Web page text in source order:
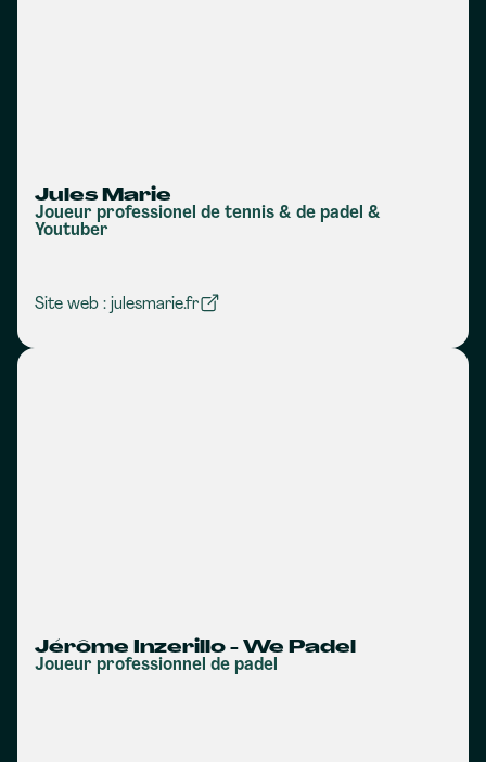
Jules Marie
Joueur professionel de tennis & de padel &
Youtuber
Site web : julesmarie.fr
Jérôme Inzerillo - We Padel
Joueur professionnel de padel